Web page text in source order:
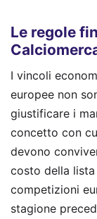
Le regole
I vincoli
europee non
giustificare i
concetto con
devono
costo della
competizioni
stagione